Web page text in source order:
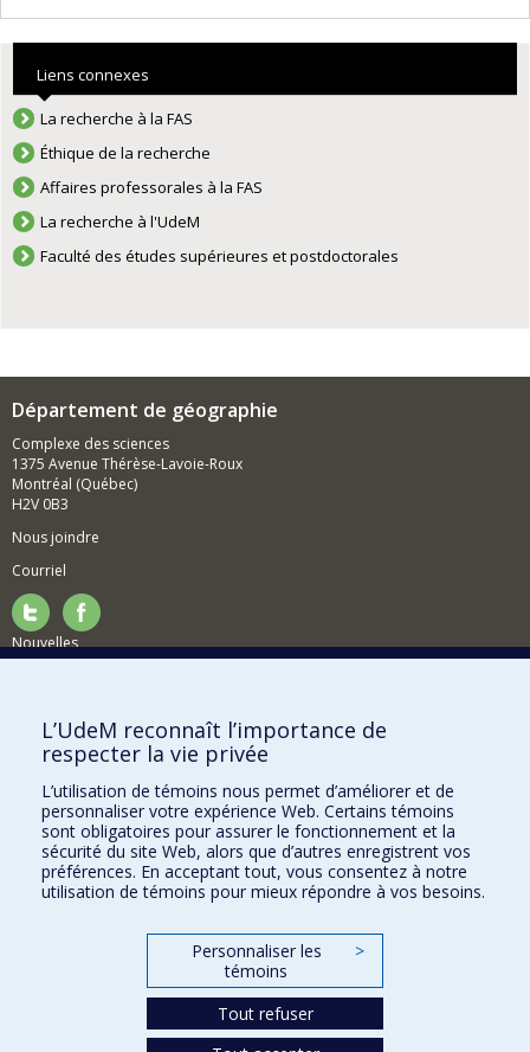
Liens connexes
La recherche à la FAS
Éthique de la recherche
Affaires professorales à la FAS
La recherche à l'UdeM
Faculté des études supérieures et postdoctorales
Département de géographie
Complexe des sciences
1375 Avenue Thérèse-Lavoie-Roux
Montréal (Québec)
H2V 0B3
Nous joindre
Courriel
Nouvelles
Comment soutenir le Département?
BESOIN D'AIDE?
Plan du site
Signaler une erreur
Accessibilité
FACULTÉ DES ARTS ET DES SCIENCES
Nos départements et écoles
L’UdeM reconnaît l’importance de
respecter la vie privée
L’utilisation de témoins nous permet d’améliorer et de
personnaliser votre expérience Web. Certains témoins
sont obligatoires pour assurer le fonctionnement et la
sécurité du site Web, alors que d’autres enregistrent vos
préférences. En acceptant tout, vous consentez à notre
utilisation de témoins pour mieux répondre à vos besoins.
Personnaliser les
témoins
>
Tout refuser